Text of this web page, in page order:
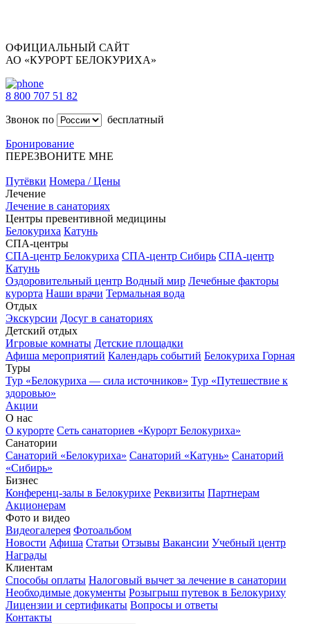
ОФИЦИАЛЬНЫЙ САЙТ
АО «КУРОРТ БЕЛОКУРИХА»
8 800 707 51 82
Звонок по
бесплатный
Бронирование
ПЕРЕЗВОНИТЕ МНЕ
Путёвки Номера / Цены
Лечение
Лечение в санаториях
Центры превентивной медицины
Белокуриха Катунь
СПА-центры
СПА-центр Белокуриха СПА-центр Сибирь СПА-центр
Катунь
Оздоровительный центр Водный мир Лечебные факторы
курорта Наши врачи Термальная вода
Отдых
Экскурсии Досуг в санаториях
Детский отдых
Игровые комнаты Детские площадки
Афиша мероприятий Календарь событий Белокуриха Горная
Туры
Тур «Белокуриха — сила источников» Тур «Путешествие к
здоровью»
Акции
О нас
О курорте Сеть санаториев «Курорт Белокуриха»
Санатории
Санаторий «Белокуриха» Санаторий «Катунь» Санаторий
«Сибирь»
Бизнес
Конференц-залы в Белокурихе Реквизиты Партнерам
Акционерам
Фото и видео
Видеогалерея Фотоальбом
Новости Афиша Статьи Отзывы Вакансии Учебный центр
Награды
Клиентам
Способы оплаты Налоговый вычет за лечение в санатории
Необходимые документы Розыгрыш путевок в Белокуриху
Лицензии и сертификаты Вопросы и ответы
Контакты